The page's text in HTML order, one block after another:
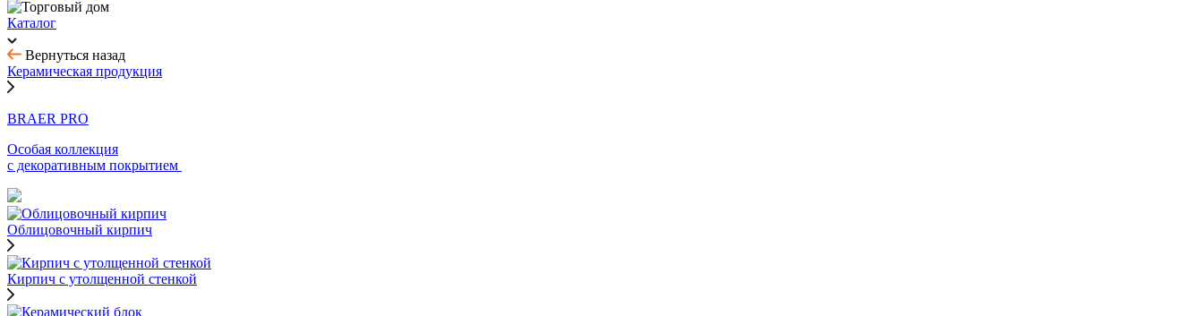
Каталог
Вернуться назад
Керамическая продукция
BRAER PRO
Особая коллекция
с декоративным покрытием
Облицовочный кирпич
Кирпич с утолщенной стенкой